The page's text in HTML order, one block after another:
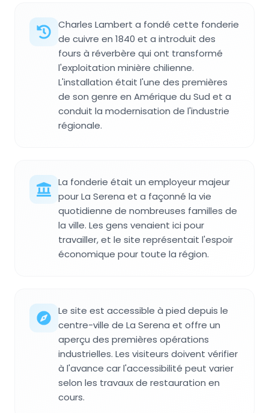
Charles Lambert a fondé cette fonderie
de cuivre en 1840 et a introduit des
fours à réverbère qui ont transformé
l'exploitation minière chilienne.
L'installation était l'une des premières
de son genre en Amérique du Sud et a
conduit la modernisation de l'industrie
régionale.
La fonderie était un employeur majeur
pour La Serena et a façonné la vie
quotidienne de nombreuses familles de
la ville. Les gens venaient ici pour
travailler, et le site représentait l'espoir
économique pour toute la région.
Le site est accessible à pied depuis le
centre-ville de La Serena et offre un
aperçu des premières opérations
industrielles. Les visiteurs doivent vérifier
à l'avance car l'accessibilité peut varier
selon les travaux de restauration en
cours.